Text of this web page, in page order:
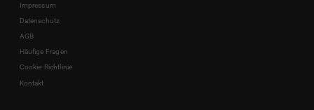
Impressum
Datenschutz
AGB
Häufige Fragen
Cookie-Richtlinie
Kontakt